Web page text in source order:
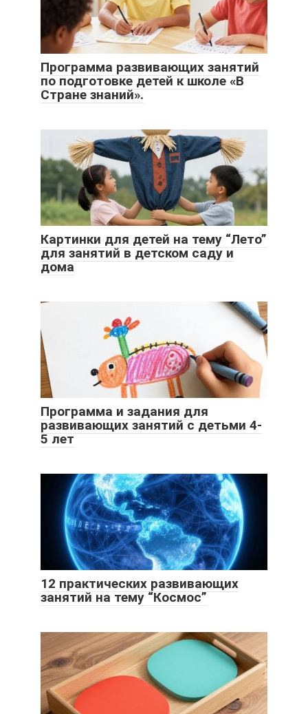
Программа развивающих занятий
по подготовке детей к школе «В
Стране знаний».
Картинки для детей на тему “Лето”
для занятий в детском саду и
дома
Программа и задания для
развивающих занятий с детьми 4-
5 лет
12 практических развивающих
занятий на тему “Космос”